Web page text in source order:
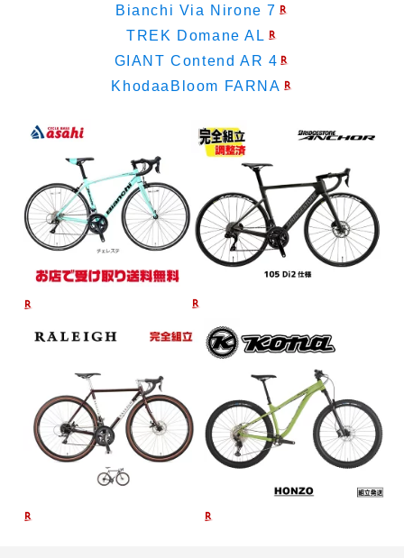
Bianchi Via Nirone 7
TREK Domane AL
GIANT Contend AR 4
KhodaaBloom FARNA